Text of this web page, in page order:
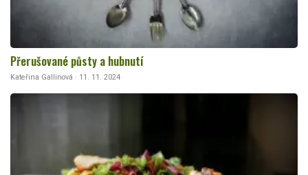
Přerušované půsty a hubnutí
Kateřina Gallinová · 11. 11. 2024